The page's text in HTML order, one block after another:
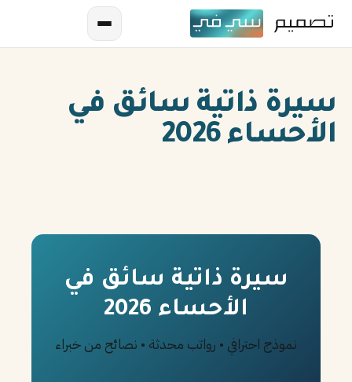
ES
FR
IN
سيرة ذاتية سائق في
الأحساء 2026
سيرة ذاتية سائق في
الأحساء 2026
نموذج احترافي • رواتب محدثة • نصائح من خبراء